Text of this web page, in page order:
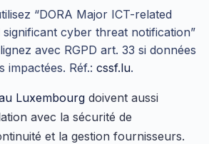
“DORA Major ICT-related
significant cyber threat notification”
avec RGPD art. 33 si données
impactées. Réf.: cssf.lu.
Luxembourg doivent aussi
avec la sécurité de
et la gestion fournisseurs.